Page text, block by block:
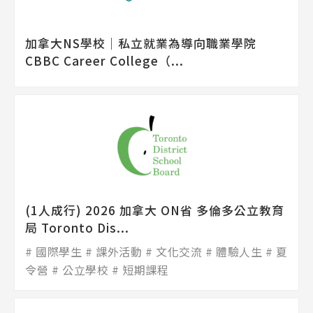
加拿大NS學校│私立就業為導向職業學院
CBBC Career College（...
(1人成行) 2026 加拿大 ON省 多倫多公立教育
局 Toronto Dis...
國際學生 課外活動 文化交流 體驗人生
夏
令營
公立學校 短期課程